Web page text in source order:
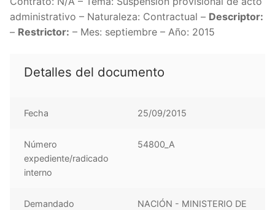
administrativo – Naturaleza: Contractual – Descriptor:
– Restrictor: – Mes: septiembre – Año: 2015
Detalles del documento
Fecha 25/09/2015
Número
expediente/radicado
interno
54800_A
Demandado
NACIÓN - MINISTERIO DE